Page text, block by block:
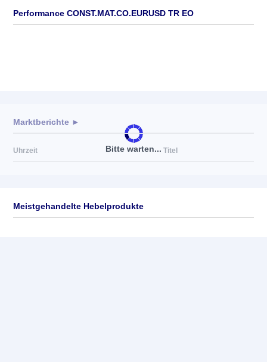
Performance CONST.MAT.CO.EURUSD TR EO
Bitte warten...
Marktberichte ►
Uhrzeit Titel
Meistgehandelte Hebelprodukte